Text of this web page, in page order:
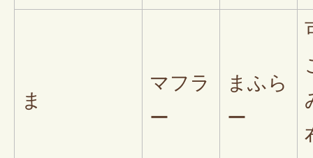
ま
マフラ
ー
まふら
ー